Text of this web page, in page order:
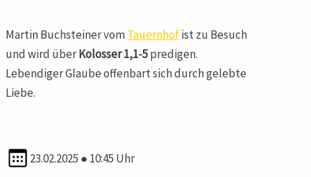
Martin Buchsteiner vomTauernhofist zu Besuch
und wird überKolosser 1,1-5predigen.
Lebendiger Glaube offenbart sich durch gelebte
Liebe.
23.02.2025 ● 10:45 Uhr